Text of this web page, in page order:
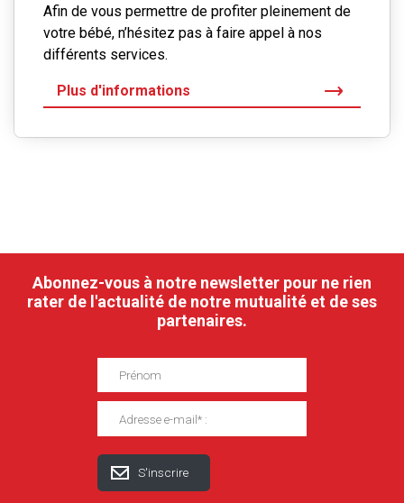
Afin de vous permettre de profiter pleinement de
votre bébé, n’hésitez pas à faire appel à nos
différents services.
Plus d'informations
Abonnez-vous à notre newsletter pour ne rien
rater de l'actualité de notre mutualité et de ses
partenaires.